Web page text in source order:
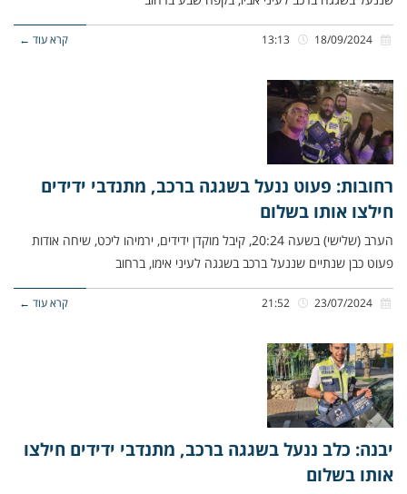
קרא עוד ←
רחובות: פעוט ננעל בשגגה ברכב, מתנדבי ידידים
חילצו אותו בשלום
הערב (שלישי) בשעה 20:24, קיבל מוקדן ידידים, ירמיהו ליכט, שיחה אודות
פעוט כבן שנתיים שננעל ברכב בשגגה לעיני אימו, ברחוב
קרא עוד ←
יבנה: כלב ננעל בשגגה ברכב, מתנדבי ידידים חילצו
אותו בשלום